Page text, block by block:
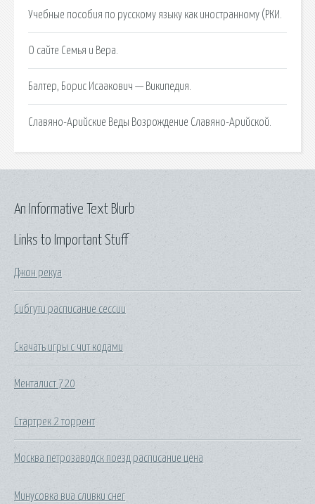
Учебные пособия по русскому языку как иностранному (РКИ.
О сайте Семья и Вера.
Балтер, Борис Исаакович — Википедия.
Славяно-Арийские Веды Возрождение Славяно-Арийской.
Links to Important Stuff
Джон рекуа
Сибгути расписание сессии
Скачать игры с чит кодами
Менталист 720
Стартрек 2 торрент
Москва петрозаводск поезд расписание цена
Минусовка виа сливки снег
An Informative Text Blurb